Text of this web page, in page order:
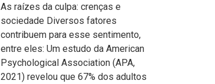
As raízes da culpa: crenças e
sociedade Diversos fatores
contribuem para esse sentimento,
entre eles: Um estudo da American
Psychological Association (APA,
2021) revelou que 67% dos adultos